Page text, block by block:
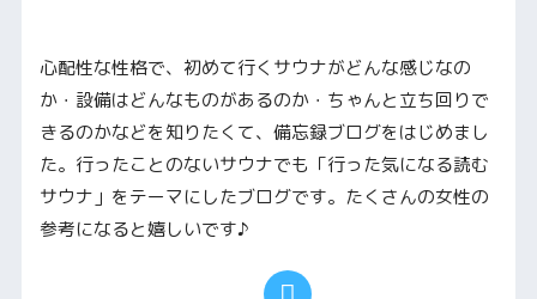
心配性な性格で、初めて行くサウナがどんな感じなの
か・設備はどんなものがあるのか・ちゃんと立ち回りで
きるのかなどを知りたくて、備忘録ブログをはじめまし
た。行ったことのないサウナでも「行った気になる読む
サウナ」をテーマにしたブログです。たくさんの女性の
参考になると嬉しいです♪